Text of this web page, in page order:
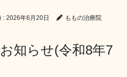
: 2026年6月20日 ももの治療院
知らせ(令和8年7